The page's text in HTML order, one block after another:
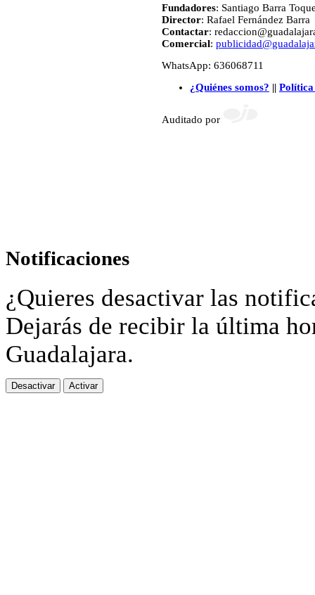
Fundadores: Santiago Barra
Director: Rafael Fernández Barra
Contactar:
Comercial:
WhatsApp: 636068711
¿Quiénes somos? || Política
Auditado por
Notificaciones
¿Quieres desactivar las
Dejarás de recibir la última
Guadalajara.
Desactivar Activar